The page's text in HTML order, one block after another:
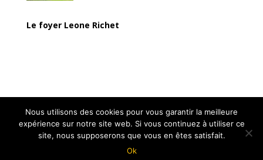
Le foyer Leone Richet
Facebook
Twitter
Partager
Une création iterrenet.fr
Nous utilisons des cookies pour vous garantir la meilleure
expérience sur notre site web. Si vous continuez à utiliser ce
site, nous supposerons que vous en êtes satisfait.
Ok